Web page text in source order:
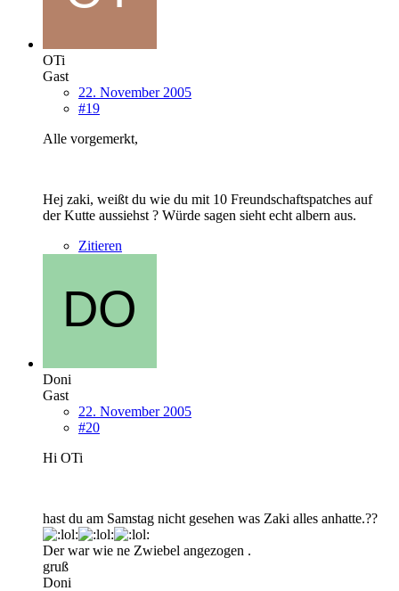
OTi
Gast
22. November 2005
#19
Alle vorgemerkt,
Hej zaki, weißt du wie du mit 10 Freundschaftspatches auf
der Kutte aussiehst ? Würde sagen sieht echt albern aus.
Zitieren
Doni
Gast
22. November 2005
#20
Hi OTi
hast du am Samstag nicht gesehen was Zaki alles anhatte.??
Der war wie ne Zwiebel angezogen .
gruß
Doni